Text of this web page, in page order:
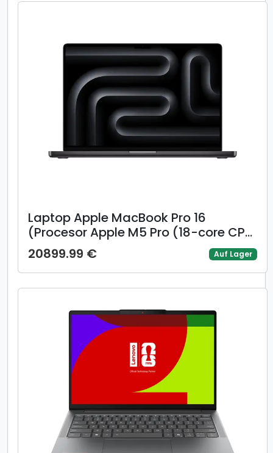
Laptop Apple MacBook Pro 16
(Procesor Apple M5 Pro (18-core CPU
/ 20-core GPU) 16.2inch Liquid Retina
XDR, 48GB, 1TB SSD, Mac OS, Layout
US, Negru) + adaptor retea 140W
20899.99 € Auf Lager